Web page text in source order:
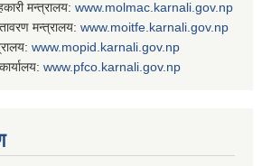
मन्त्रालय: www. molmac.karnali.gov.np
मन्त्रालय: www. moitfe.karnali.gov.np
www. mopid.karnali.gov.np
www. pfco.karnali.gov.np